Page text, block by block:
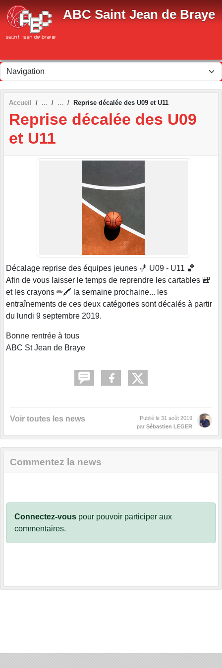
ABC Saint Jean de Braye
Accueil Reprise décalée des U09 et U11
Reprise décalée des U09
et U11
Décalage reprise des équipes jeunes 🏀 U09 - U11 🏀
Afin de vous laisser le temps de reprendre les cartables 🎒
et les crayons ✏🖍 la semaine prochaine... les
entraînements de ces deux catégories sont décalés à partir
du lundi 9 septembre 2019.
Bonne rentrée à tous
ABC St Jean de Braye
Voir toutes les news Publié le 31 août 2019
par Sébastien LEGER
Commentez la news
Connectez-vous pour pouvoir participer aux
commentaires.
Panneau de gestion des cookies